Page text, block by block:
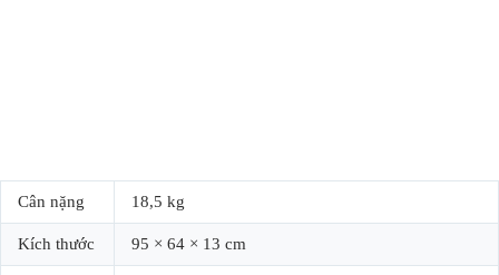
Cân nặng 18,5 kg
Kích thước 95 × 64 × 13 cm